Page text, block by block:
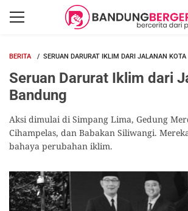
BERITA SERUAN DARURAT IKLIM DARI JALANAN KOTA
Seruan Darurat Iklim dari
Bandung
Aksi dimulai di Simpang Lima, Gedung
Cihampelas, dan Babakan Siliwangi.
bahaya perubahan iklim.